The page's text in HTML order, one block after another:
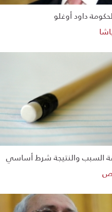
داود أوغلو
السبب والنتيجة شرط أساسي